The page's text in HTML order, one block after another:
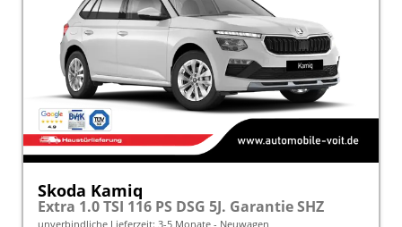
Skoda Kamiq
Extra 1.0 TSI 116 PS DSG 5J. Garantie SHZ
unverbindliche Lieferzeit: 3-5 Monate Neuwagen